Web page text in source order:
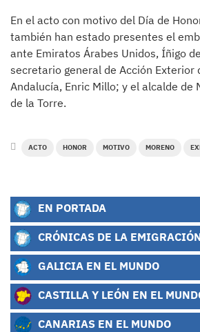
En el acto con motivo del Día de
también han estado presentes el
ante Emiratos Árabes Unidos, Íñigo
secretario general de Acción Exterior
Andalucía, Enric Millo; y el alcalde de
de la Torre.
ACTO HONOR MOTIVO MORENO
EN PORTADA
CRÓNICAS DE LA
GALICIA EN EL MUNDO
CASTILLA Y LEÓN EN EL
CANARIAS EN EL MUNDO